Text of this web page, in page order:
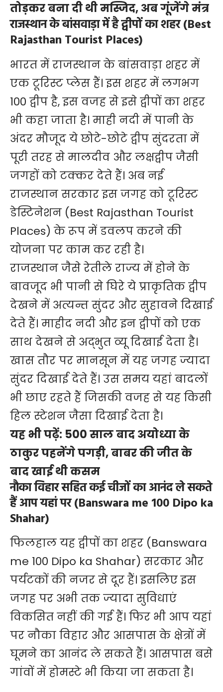
तोड़कर बना दी थी मस्जिद, अब गूंजेंगे मंत्र
राजस्थान के बांसवाड़ा में है द्वीपों का शहर (Best
Rajasthan Tourist Places)
भारत में राजस्थान के बांसवाड़ा शहर में
एक टूरिस्ट प्लेस हैं। इस शहर में लगभग
100 द्वीप है, इस वजह से इसे द्वीपों का शहर
भी कहा जाता है। माही नदी में पानी के
अंदर मौजूद ये छोटे-छोटे द्वीप सुंदरता में
पूरी तरह से मालदीव और लक्षद्वीप जैसी
जगहों को टक्कर देते हैं। अब नई
राजस्थान सरकार इस जगह को टूरिस्ट
डेस्टिनेशन (Best Rajasthan Tourist
Places) के रूप में डवलप करने की
योजना पर काम कर रही है।
राजस्थान जैसे रेतीले राज्य में होने के
बावजूद भी पानी से घिरे ये प्राकृतिक द्वीप
देखने में अत्यन्त सुंदर और सुहावने दिखाई
देते हैं। माहीद नदी और इन द्वीपों को एक
साथ देखने से अद्भुत व्यू दिखाई देता है।
खास तौर पर मानसून में यह जगह ज्यादा
सुंदर दिखाई देते हैं। उस समय यहां बादलों
भी छाए रहते हैं जिसकी वजह से यह किसी
हिल स्टेशन जैसा दिखाई देता है।
यह भी पढ़ें: 500 साल बाद अयोध्या के
ठाकुर पहनेंगे पगड़ी, बाबर की जीत के
बाद खाई थी कसम
नौका विहार सहित कई चीजों का आनंद ले सकते
हैं आप यहां पर (Banswara me 100 Dipo ka
Shahar)
फिलहाल यह द्वीपों का शहर (Banswara
me 100 Dipo ka Shahar) सरकार और
पर्यटकों की नजर से दूर हैं। इसलिए इस
जगह पर अभी तक ज्यादा सुविधाएं
विकसित नहीं की गई हैं। फिर भी आप यहां
पर नौका विहार और आसपास के क्षेत्रों में
घूमने का आनंद ले सकते हैं। आसपास बसे
गांवों में होमस्टे भी किया जा सकता है।